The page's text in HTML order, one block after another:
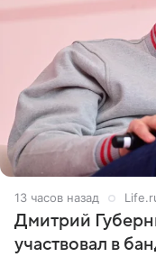
13 часов назад
Дмитрий
участвовал в